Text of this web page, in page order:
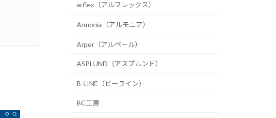
arflex（アルフレックス）
Armonia（アルモニア）
Arper（アルペール）
ASPLUND（アスプルンド）
B-LINE（ビーライン）
BC工房